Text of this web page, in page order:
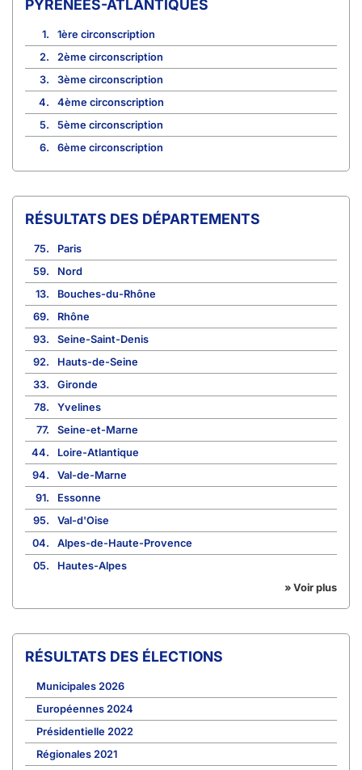
PYRÉNÉES-ATLANTIQUES
1.
1ère circonscription
2.
2ème circonscription
3.
3ème circonscription
4.
4ème circonscription
5.
5ème circonscription
6.
6ème circonscription
RÉSULTATS DES DÉPARTEMENTS
75.
Paris
59.
Nord
13.
Bouches-du-Rhône
69.
Rhône
93.
Seine-Saint-Denis
92.
Hauts-de-Seine
33.
Gironde
78.
Yvelines
77.
Seine-et-Marne
44.
Loire-Atlantique
94.
Val-de-Marne
91.
Essonne
95.
Val-d'Oise
04.
Alpes-de-Haute-Provence
05.
Hautes-Alpes
» Voir plus
RÉSULTATS DES ÉLECTIONS
Municipales 2026
Européennes 2024
Présidentielle 2022
Régionales 2021